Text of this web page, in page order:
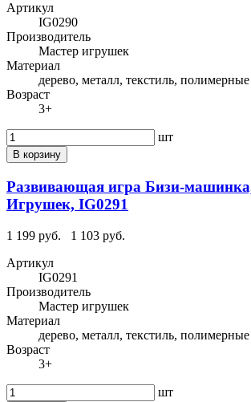
Артикул
IG0290
Производитель
Мастер игрушек
Материал
дерево, металл, текстиль,
Возраст
3+
шт
В корзину
Развивающая игра Бизи-
Игрушек, IG0291
1 199 руб.
1 103 руб.
Артикул
IG0291
Производитель
Мастер игрушек
Материал
дерево, металл, текстиль,
Возраст
3+
шт